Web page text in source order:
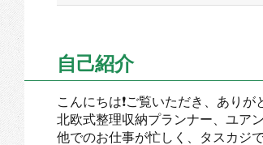
自己紹介
こんにちは❗ご覧いただき、ありが
北欧式整理収納プランナー、ユア
他でのお仕事が忙しく、タスカジ